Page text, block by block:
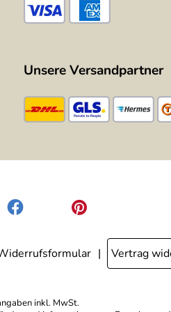
Unsere Versandpartner
Vertrag
inkl. MwSt.